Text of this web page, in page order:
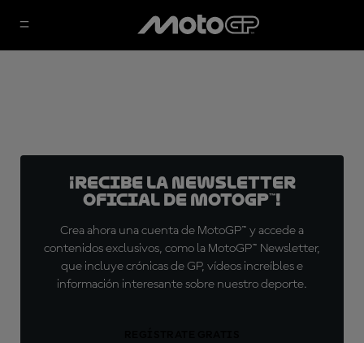
¡Recibe la Newsletter
oficial de MotoGP™!
Crea ahora una cuenta de MotoGP™ y accede a
contenidos exclusivos, como la MotoGP™ Newsletter,
que incluye crónicas de GP, vídeos increíbles e
información interesante sobre nuestro deporte.